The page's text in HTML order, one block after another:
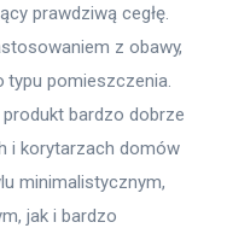
prawdziwą cegłę.
z obawy,
typu pomieszczenia.
bardzo dobrze
i korytarzach domów
minimalistycznym,
jak i bardzo